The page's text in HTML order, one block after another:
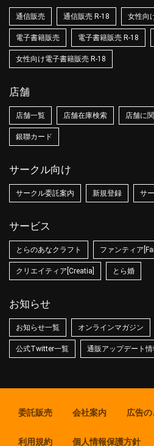
通信販売 通信販売 R-18 女性向
電子書籍販売 電子書籍販売 R-18
女性向け電子書籍販売 R-18
店舗
店舗一覧 店舗在庫検索 店舗に
銀聯カード
サークル向け
サークル委託案内 新規登録 サ
サービス
とらのあなクラフト ファンティア
クリエイティア[Creatia] とら婚
お知らせ
お知らせ一覧 オンラインマガジン
公式Twitter一覧 通販アップデート情
委託販売 会社案内 広告
利用規約 個人情報保護方針